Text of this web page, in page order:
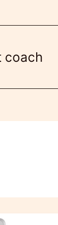
coach